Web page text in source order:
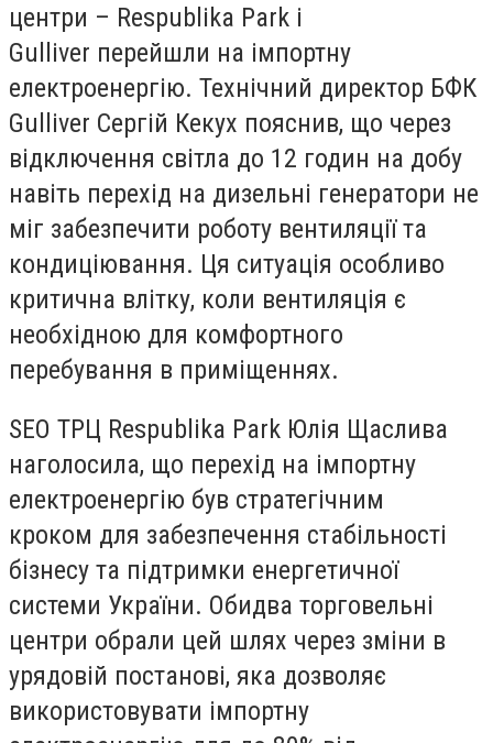
центри – Respublika Park і
Gulliver перейшли на імпортну
електроенергію. Технічний директор БФК
Gulliver Сергій Кекух пояснив, що через
відключення світла до 12 годин на добу
навіть перехід на дизельні генератори не
міг забезпечити роботу вентиляції та
кондиціювання. Ця ситуація особливо
критична влітку, коли вентиляція є
необхідною для комфортного
перебування в приміщеннях.
SEO ТРЦ Respublika Park Юлія Щаслива
наголосила, що перехід на імпортну
електроенергію був стратегічним
кроком для забезпечення стабільності
бізнесу та підтримки енергетичної
системи України. Обидва торговельні
центри обрали цей шлях через зміни в
урядовій постанові, яка дозволяє
використовувати імпортну